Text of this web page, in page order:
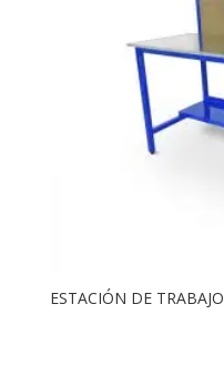
ESTACIÓN DE TRABAJO